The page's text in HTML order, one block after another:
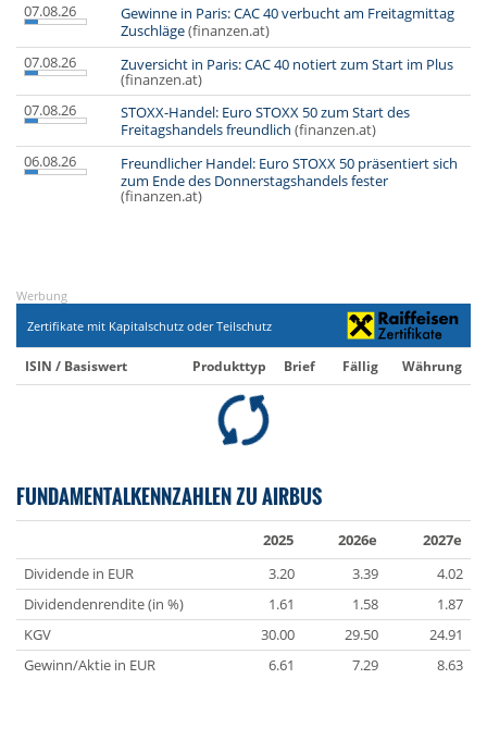
07.08.26
Gewinne in Paris: CAC 40 verbucht am Freitagmittag
Zuschläge(finanzen.at)
07.08.26
Zuversicht in Paris: CAC 40 notiert zum Start im Plus
(finanzen.at)
07.08.26
STOXX-Handel: Euro STOXX 50 zum Start des
Freitagshandels freundlich (finanzen.at)
06.08.26
Freundlicher Handel: Euro STOXX 50 präsentiert sich
zum Ende des Donnerstagshandels fester
(finanzen.at)
Werbung
Zertifikate mit Kapitalschutz oder Teilschutz
ISIN / Basiswert Produkttyp Brief Fällig Währung
FUNDAMENTALKENNZAHLEN ZU AIRBUS
2025 2026e
2027e
Dividende in EUR
3.20 3.39
4.02
Dividendenrendite (in %)
1.61 1.58
1.87
KGV
30.00 29.50
24.91
Gewinn/Aktie in EUR
6.61 7.29 8.63